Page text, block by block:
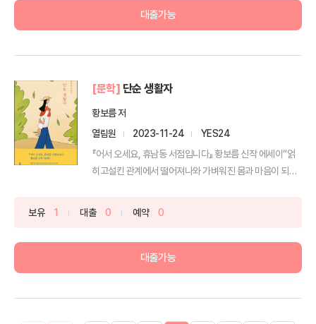
대출가능
[문학] 단순 생활자
황보름 저
열림원
2023-11-24
YES24
『어서 오세요, 휴남동 서점입니다』 황보름 신작 에세이“얽
히고설킨 관계에서 떨어져나와 가벼워진 몸과 마음이 되어
보유 1 대출 0 예약 0
대출가능